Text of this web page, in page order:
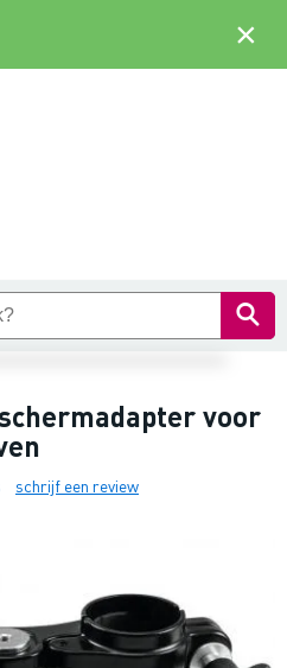
voor
schrijf een review
×